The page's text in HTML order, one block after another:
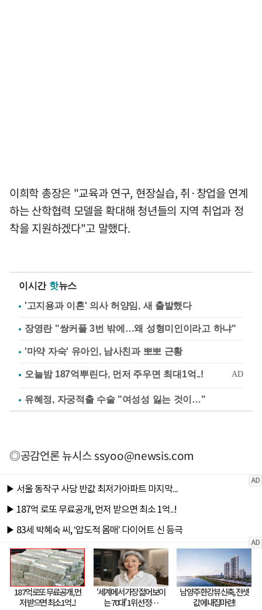
이희학 총장은 "교육과 연구, 현장실습, 취·창업을 연계
하는 산학협력 모델을 확대해 청년들의 지역 취업과 정
착을 지원하겠다"고 말했다.
이시간 핫뉴스
'고지용과 이혼' 의사 허양임, 새 출발했다
장영란 "쌍커풀 3번 밖에…왜 성형미인이라고 하냐"
'마약 자숙' 유아인, 남사친과 뽀뽀 근황
유혜정, 자궁적출 수술 "여성성 잃는 것이…"
◎공감언론 뉴시스ssyoo@newsis.com